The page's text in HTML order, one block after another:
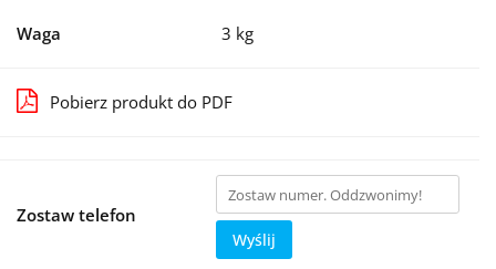
Waga 3 kg
Pobierz produkt do PDF
Zostaw telefon
Wyślij